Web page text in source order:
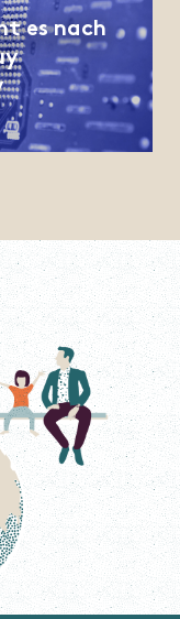
es nach